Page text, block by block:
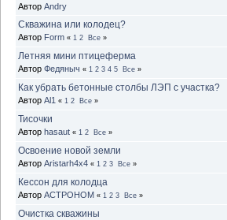
Автор Andry
Скважина или колодец?
Автор Form « 1 2 Все »
Летняя мини птицеферма
Автор Федяныч « 1 2 3 4 5 Все »
Как убрать бетонные столбы ЛЭП с участка?
Автор Al1 « 1 2 Все »
Тисочки
Автор hasaut « 1 2 Все »
Освоение новой земли
Автор Aristarh4x4 « 1 2 3 Все »
Кессон для колодца
Автор ACTPOHOM « 1 2 3 Все »
Очистка скважины